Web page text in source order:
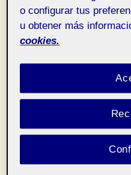
el está en el otro lado
que por whatsapp le
rutas:
Ruta 1: En pendiente
abajo, mis
al parque verás una
parte izquierda,
escaleras sigue el
la izquierda del
sigue el carril bici
o configurar tus
u obtener más
cookies.